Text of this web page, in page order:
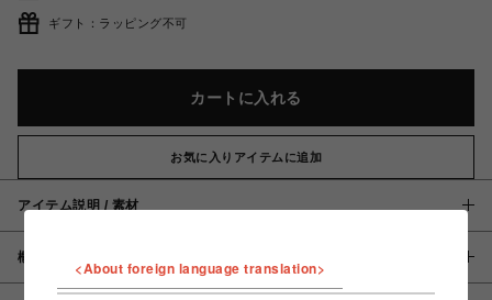
ギフト：ラッピング不可
カートに入れる
お気に入りアイテムに追加
アイテム説明 / 素材
概要
<About foreign language translation>